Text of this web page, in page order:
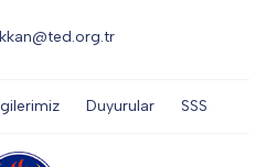
Duyurular SSS